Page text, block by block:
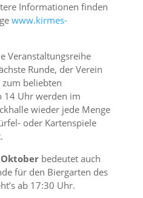
Informationen finden
www.kirmes-
Veranstaltungsreihe
Runde, der Verein
zum beliebten
14 Uhr werden im
wieder jede Menge
oder Kartenspiele
bedeutet auch
für den Biergarten des
ab 17:30 Uhr.